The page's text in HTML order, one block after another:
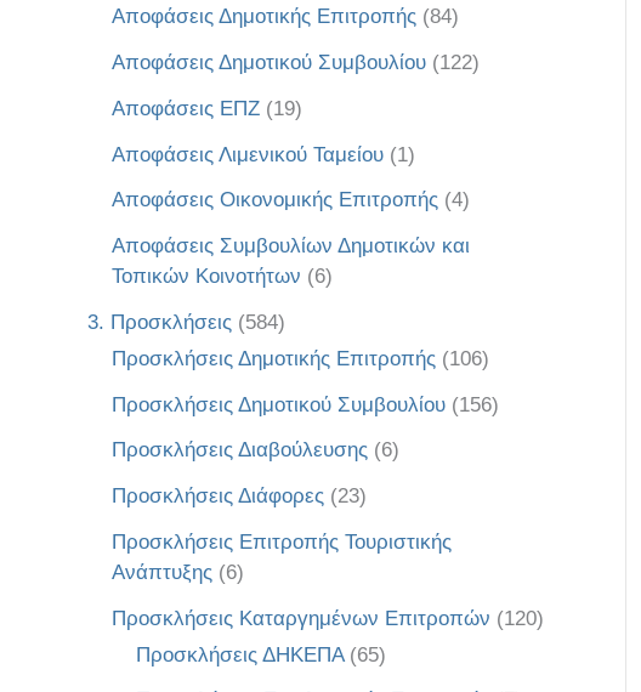
Αποφάσεις Δημοτικής Επιτροπής (84)
Αποφάσεις Δημοτικού Συμβουλίου (122)
Αποφάσεις ΕΠΖ (19)
Αποφάσεις Λιμενικού Ταμείου (1)
Αποφάσεις Οικονομικής Επιτροπής (4)
Αποφάσεις Συμβουλίων Δημοτικών και
Τοπικών Κοινοτήτων (6)
3. Προσκλήσεις (584)
Προσκλήσεις Δημοτικής Επιτροπής (106)
Προσκλήσεις Δημοτικού Συμβουλίου (156)
Προσκλήσεις Διαβούλευσης (6)
Προσκλήσεις Διάφορες (23)
Προσκλήσεις Επιτροπής Τουριστικής
Ανάπτυξης (6)
Προσκλήσεις Καταργημένων Επιτροπών (120)
Προσκλήσεις ΔΗΚΕΠΑ(65)